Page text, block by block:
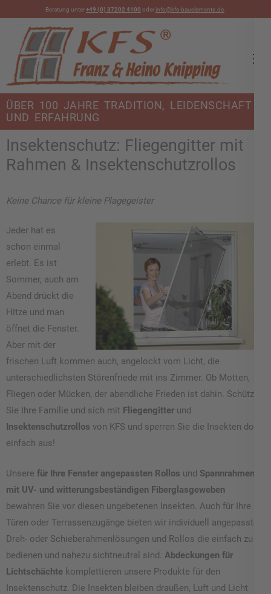
Beratung unter+49 (0) 37202 4100 oder info@kfs-bauelemente.de
KFS Bauelemente
ÜBER 100 JAHRE TRADITION, LEIDENSCHAFT
UND ERFAHRUNG
Insektenschutz: Fliegengitter mit
Rahmen & Insektenschutzrollos
Keine Chance für kleine Plagegeister
Jeder hat es
schon einmal
erlebt. Es ist
Sommer, auch am
Abend drückt die
Hitze und man
öffnet die Fenster.
Aber mit der
frischen Luft kommen auch, angelockt vom Licht, die
unterschiedlichsten Störenfriede mit ins Zimmer. Ob Motten,
Fliegen oder Mücken, der abendliche Frieden ist dahin. Schützen
Sie Ihre Familie und sich mit Fliegengitter und
Insektenschutzrollos von KFS und sperren Sie die Insekten doch
einfach aus!
Unsere für Ihre Fenster angepassten Rollos und Spannrahmen
mit UV- und witterungsbeständigen Fiberglasgeweben
bewahren Sie vor diesen ungebetenen Insekten. Auch für Ihre
Türen oder Terrassenzugänge bieten wir individuell angepasste
Dreh- oder Schieberahmenlösungen und Rollos die einfach zu
bedienen und nahezu sichtneutral sind. Abdeckungen für
Lichtschächte komplettieren unsere Produkte für den
Insektenschutz. Die Insekten bleiben draußen, Luft und Licht